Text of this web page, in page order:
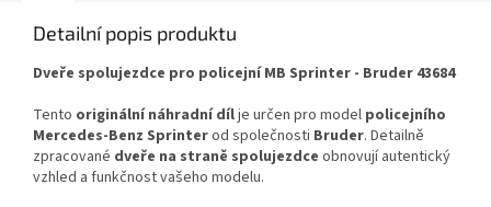
Detailní popis produktu
Dveře spolujezdce pro policejní MB Sprinter - Bruder 43684
Tento originální náhradní dílje určen pro model policejního
Mercedes-Benz Sprinterod společnosti Bruder. Detailně
zpracované dveře na straně spolujezdce obnovují autentický
vzhled a funkčnost vašeho modelu.​